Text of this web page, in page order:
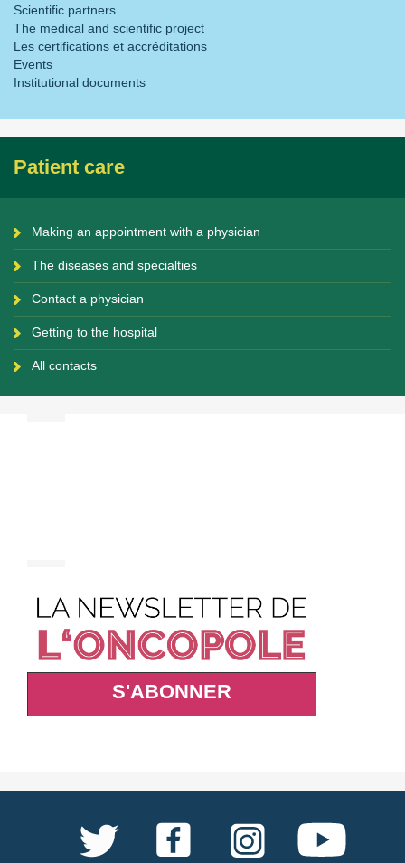
Scientific partners
The medical and scientific project
Les certifications et accréditations
Events
Institutional documents
Patient care
Making an appointment with a physician
The diseases and specialties
Contact a physician
Getting to the hospital
All contacts
S'ABONNER